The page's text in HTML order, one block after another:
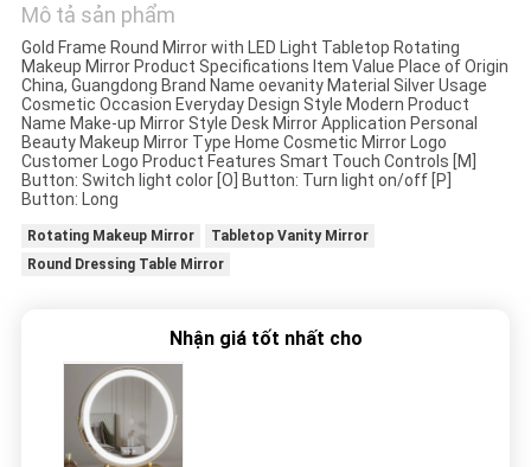
TÔI
TIN
TỨC
TẤT
CẢ
TRƯỜNG
Mô tả sản phẩm
Gold Frame Round Mirror with LED Light Tabletop Rotating
Makeup Mirror Product Specifications Item Value Place of Origin
China, Guangdong Brand Name oevanity Material Silver Usage
Cosmetic Occasion Everyday Design Style Modern Product
Name Make-up Mirror Style Desk Mirror Application Personal
Beauty Makeup Mirror Type Home Cosmetic Mirror Logo
Customer Logo Product Features Smart Touch Controls [M]
Button: Switch light color [O] Button: Turn light on/off [P]
Button: Long
Rotating Makeup Mirror
Tabletop Vanity Mirror
Round Dressing Table Mirror
Nhận giá tốt nhất cho